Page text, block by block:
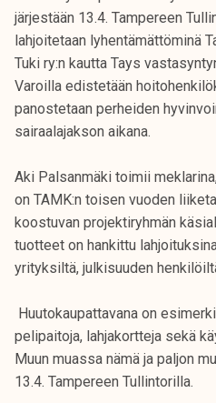
järjestään 13.4. Tampereen
lahjoitetaan lyhentämättöminä
Tuki ry:n kautta Tays
Varoilla edistetään
panostetaan perheiden
sairaalajakson aikana.
Aki Palsanmäki toimii
on TAMK:n toisen vuoden
koostuvan projektiryhmän
tuotteet on hankittu
yrityksiltä, julkisuuden
Huutokaupattavana on
pelipaitoja, lahjakortteja sekä
Muun muassa nämä ja paljon
13.4. Tampereen Tullintorilla.